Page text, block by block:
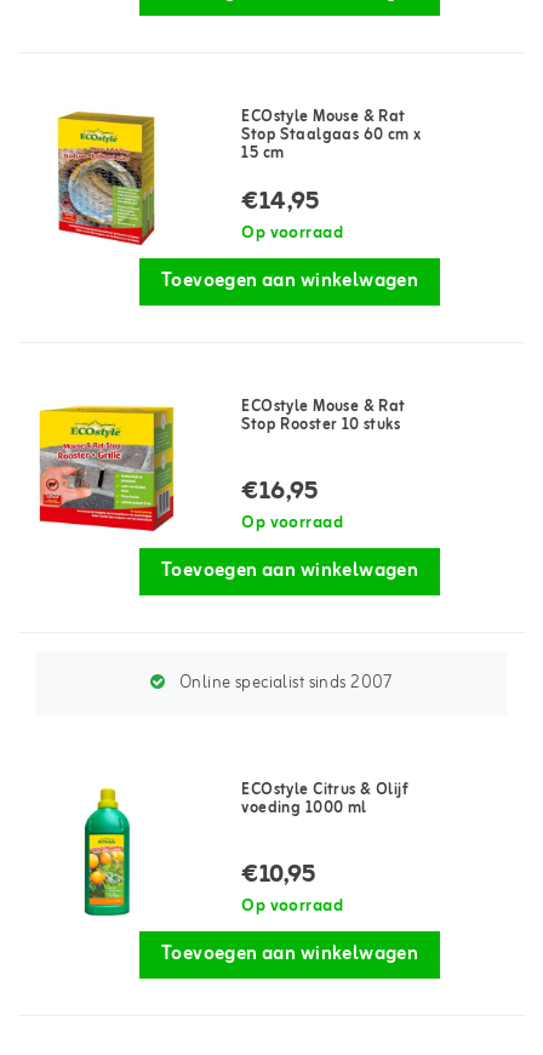
ECOstyle Mouse & Rat
Stop Staalgaas 60 cm x
15 cm
€14,95
Op voorraad
Toevoegen aan winkelwagen
ECOstyle Mouse & Rat
Stop Rooster 10 stuks
€16,95
Op voorraad
Toevoegen aan winkelwagen
Online specialist sinds 2007
ECOstyle Citrus & Olijf
voeding 1000 ml
€10,95
Op voorraad
Toevoegen aan winkelwagen